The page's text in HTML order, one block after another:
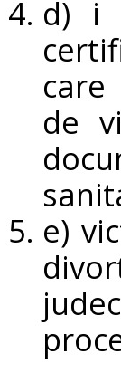
d) i
de
e)